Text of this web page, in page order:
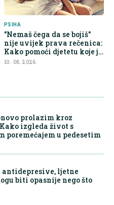
PSIHA
"Nemaš čega da se bojiš"
nije uvijek prava rečenica:
Kako pomoći djetetu koje je
u strahu
10. 08. 2026.
prolazim kroz
izgleda život s
poremećajem u pedesetim
antidepresive, ljetne
biti opasnije nego što